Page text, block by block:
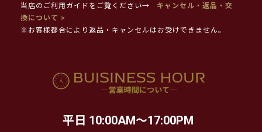
当店のご利用ガイドをご覧ください→
キャンセル・返品・交
換について >
※お客様都合により返品・キャンセルはお受けできません。
平日 10:00AM～17:00PM